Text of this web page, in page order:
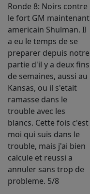
Ronde 8: Noirs contre
le fort GM maintenant
americain Shulman. Il
a eu le temps de se
preparer depuis notre
partie d'il y a deux fins
de semaines, aussi au
Kansas, ou il s'etait
ramasse dans le
trouble avec les
blancs. Cette fois c'est
moi qui suis dans le
trouble, mais j'ai bien
calcule et reussi a
annuler sans trop de
probleme. 5/8